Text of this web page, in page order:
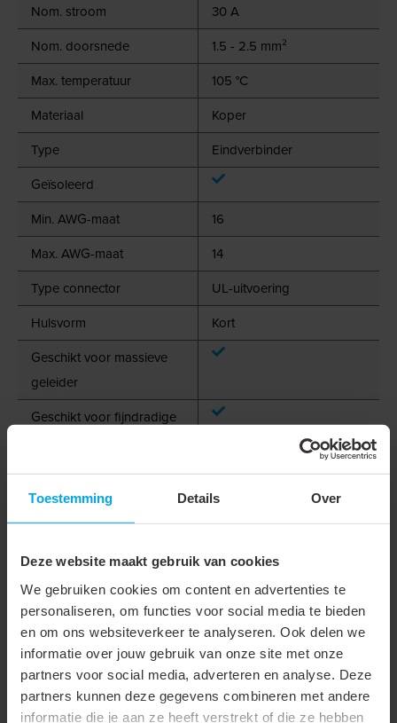
Toestemming Details Over
Deze website maakt gebruik van cookies
We gebruiken cookies om content en advertenties te
personaliseren, om functies voor social media te bieden
en om ons websiteverkeer te analyseren. Ook delen we
informatie over jouw gebruik van onze site met onze
partners voor social media, adverteren en analyse. Deze
partners kunnen deze gegevens combineren met andere
informatie die je aan ze heeft verstrekt of die ze hebben
Nom. stroom
30 A
Nom. doorsnede
1.5 - 2.5 mm²
Max. temperatuur
105 °C
Materiaal
Koper
Type
Eindverbinder
Geïsoleerd
Min. AWG-maat
16
Max. AWG-maat
14
Type connector
UL-uitvoering
Hulsvorm
Kort
Geschikt voor massieve
geleider
Geschikt voor fijndradige
Geschikt voor hoge
temperaturen (tot 650 °C)
geleider
Oppervlaktebescherming
Vertind
Isolatie
Polyamide (PA)
Spanningsreeks
Tot 600 V
Verbindingswijze
Eindverbinder